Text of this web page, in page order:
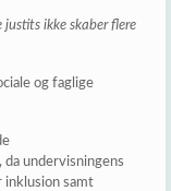
justits ikke skaber flere
og faglige
undervisningens
samt